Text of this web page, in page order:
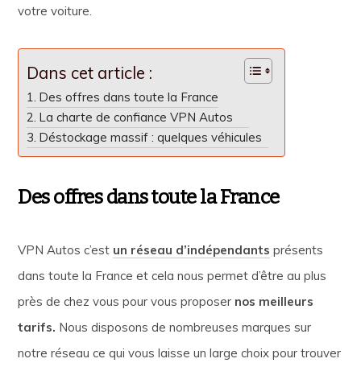
votre voiture.
Dans cet article :
Des offres dans toute la France
La charte de confiance VPN Autos
Déstockage massif : quelques véhicules
Des offres dans toute la France
VPN Autos c’est un réseau d’indépendants présents
dans toute la France et cela nous permet d’être au plus
près de chez vous pour vous proposer nos meilleurs
tarifs. Nous disposons de nombreuses marques sur
notre réseau ce qui vous laisse un large choix pour trouver